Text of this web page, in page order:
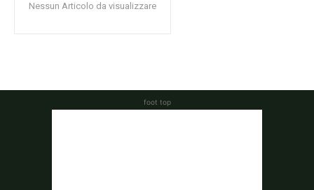
Nessun Articolo da visualizzare
foot top